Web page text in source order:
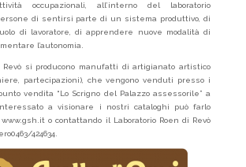
occupazionali, all’interno del laboratorio
di sentirsi parte di un sistema produttivo, di
di lavoratore, di apprendere nuove modalità di
l’autonomia.
Revò si producono manufatti di artigianato artistico
partecipazioni), che vengono venduti presso i
vendita “Lo Scrigno del Palazzo assessorile” a
a visionare i nostri cataloghi può farlo
o contattando il Laboratorio Roen di Revò
424634.